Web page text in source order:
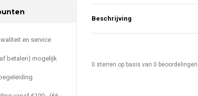
en service
betalen) mogelijk
Beschrijving
0 sterren op basis van 0 beoordelingen